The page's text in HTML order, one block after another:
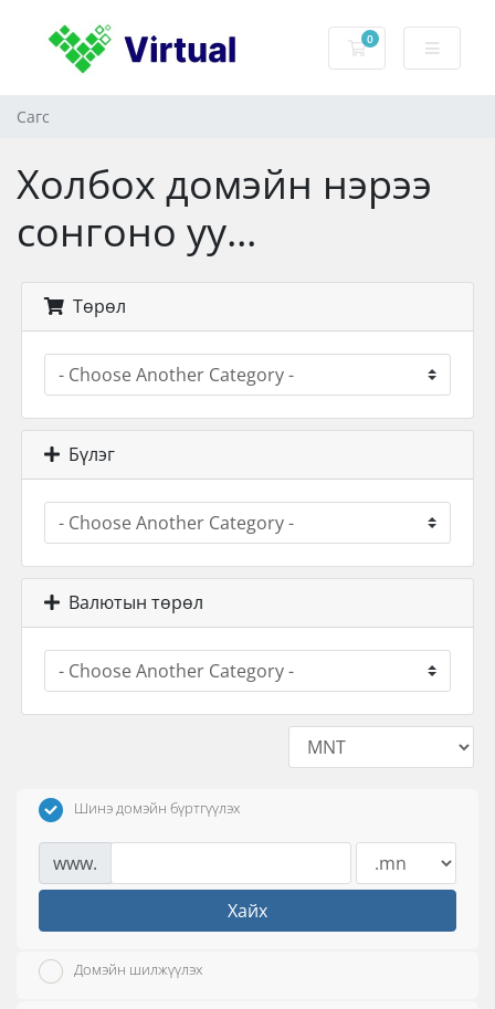
0
Сагс
Сагс
Холбох домэйн нэрээ
сонгоно уу...
Төрөл
Бүлэг
Валютын төрөл
Шинэ домэйн бүртгүүлэх
www.
Хайх
Домэйн шилжүүлэх